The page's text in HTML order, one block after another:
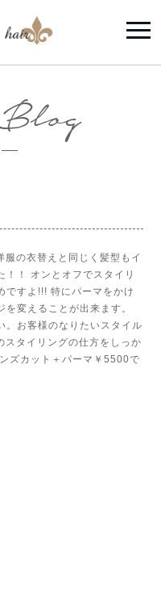
の衣替えと同じく髪型もイ
！！ オンとオフでスタイリ
ですよ!!! 特にパーマをかけ
変えることが出来ます。
。お客様のなりたいスタイル
スタイリングの仕方をしっか
ズカット＋パーマ￥5500で